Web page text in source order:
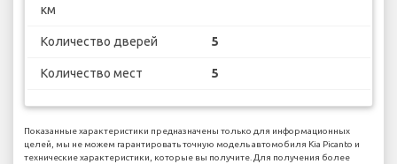
км
Количество дверей 5
Количество мест 5
Показанные характеристики предназначены только для информационных
целей, мы не можем гарантировать точную модель автомобиля Kia Picanto и
технические характеристики, которые вы получите. Для получения более